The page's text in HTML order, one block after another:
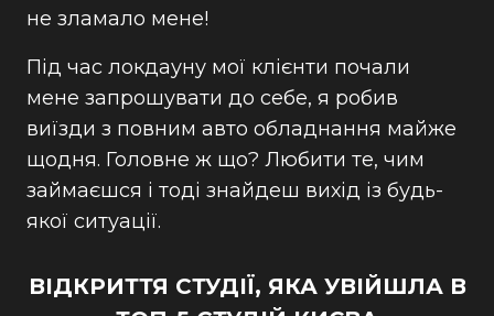
не зламало мене!
Під час локдауну мої клієнти почали
мене запрошувати до себе, я робив
виїзди з повним авто обладнання майже
щодня. Головне ж що? Любити те, чим
займаєшся і тоді знайдеш вихід із будь-
якої ситуації.
ВІДКРИТТЯ СТУДІЇ, ЯКА УВІЙШЛА В